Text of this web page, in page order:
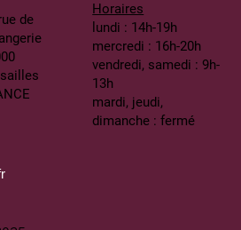
de
Horaires
lundi : 14h-19h
mercredi : 16h-20h
vendredi, samedi : 9h-
13h
mardi, jeudi,
dimanche : fermé